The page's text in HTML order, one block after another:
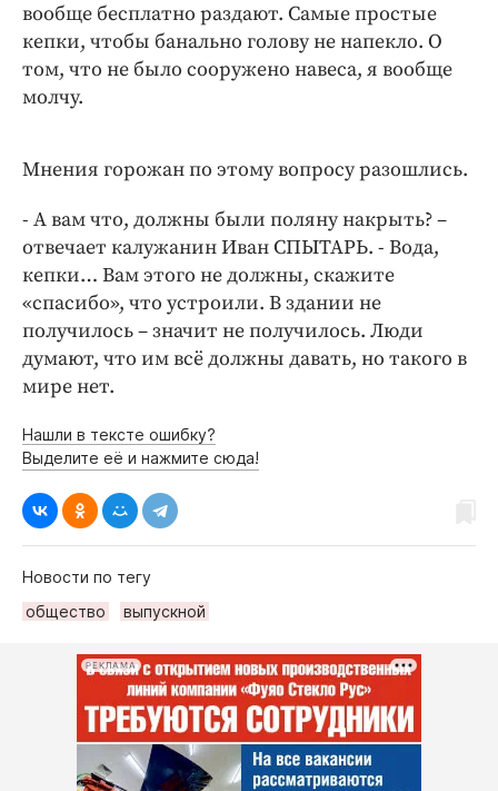
вообще бесплатно раздают. Самые простые
кепки, чтобы банально голову не напекло. О
том, что не было сооружено навеса, я вообще
молчу.
Мнения горожан по этому вопросу разошлись.
- А вам что, должны были поляну накрыть? –
отвечает калужанин Иван СПЫТАРЬ. - Вода,
кепки… Вам этого не должны, скажите
«спасибо», что устроили. В здании не
получилось – значит не получилось. Люди
думают, что им всё должны давать, но такого в
мире нет.
Нашли в тексте ошибку?
Выделите её и нажмите сюда!
Новости по тегу
общество
выпускной
РЕКЛАМА